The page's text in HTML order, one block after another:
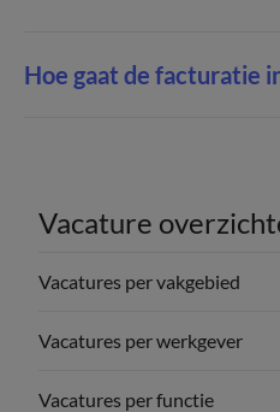
Hoe gaat de facturatie
Vacature
Vacatures per vakgebied
Vacatures per werkgever
Vacatures per functie